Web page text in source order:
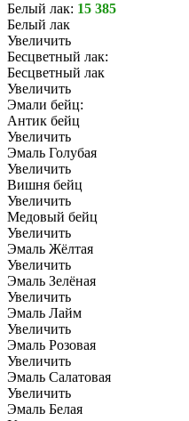
Белый лак: 15 385
Белый лак
Увеличить
Бесцветный лак:
Бесцветный лак
Увеличить
Эмали бейц:
Антик бейц
Увеличить
Эмаль Голубая
Увеличить
Вишня бейц
Увеличить
Медовый бейц
Увеличить
Эмаль Жёлтая
Увеличить
Эмаль Зелёная
Увеличить
Эмаль Лайм
Увеличить
Эмаль Розовая
Увеличить
Эмаль Салатовая
Увеличить
Эмаль Белая